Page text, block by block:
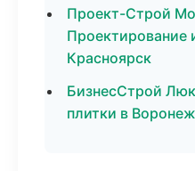
Проект-Строй
Проектирование
Красноярск
БизнесСтрой
плитки в Воронеж